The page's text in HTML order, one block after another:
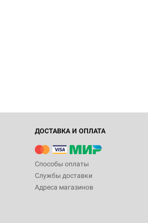
ДОСТАВКА И ОПЛАТА
Способы оплаты
Службы доставки
Адреса магазинов